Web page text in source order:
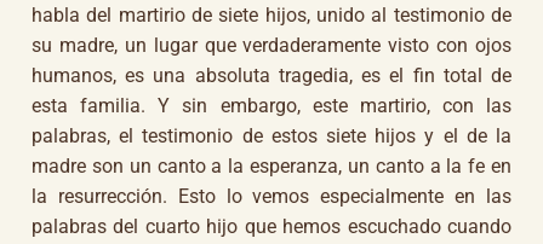
habla del martirio de siete hijos, unido al testimonio de
su madre, un lugar que verdaderamente visto con ojos
humanos, es una absoluta tragedia, es el fin total de
esta familia. Y sin embargo, este martirio, con las
palabras, el testimonio de estos siete hijos y el de la
madre son un canto a la esperanza, un canto a la fe en
la resurrección. Esto lo vemos especialmente en las
palabras del cuarto hijo que hemos escuchado cuando